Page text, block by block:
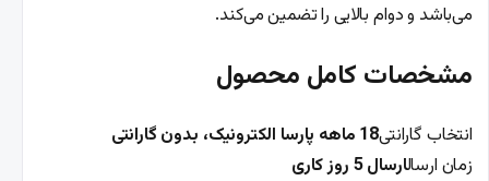
می‌باشد و دوام بالایی را تضمین می‌کند.
مشخصات کامل محصول
انتخاب گارانتی18 ماهه پارسا الکترونیک، بدون گارانتی
زمان ارسالارسال 5 روز کاری